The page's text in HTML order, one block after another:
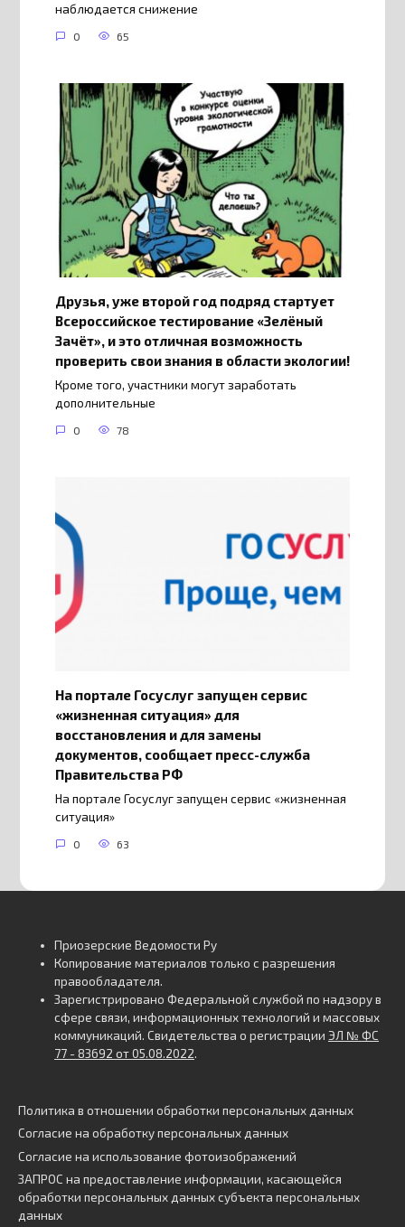
наблюдается снижение
0 65
Друзья, уже второй год подряд стартует
Всероссийское тестирование «Зелёный
Зачёт», и это отличная возможность
проверить свои знания в области экологии!
Кроме того, участники могут заработать
дополнительные
0 78
На портале Госуслуг запущен сервис
«жизненная ситуация» для
восстановления и для замены
документов, сообщает пресс-служба
Правительства РФ
На портале Госуслуг запущен сервис «жизненная
ситуация»
0 63
Приозерские Ведомости Ру
Копирование материалов только с разрешения
правообладателя.
Зарегистрировано Федеральной службой по надзору в
сфере связи, информационных технологий и массовых
коммуникаций. Свидетельства о регистрации ЭЛ № ФС
77 - 83692 от 05.08.2022.
Политика в отношении обработки персональных данных
Согласие на обработку персональных данных
Согласие на использование фотоизображений
ЗАПРОС на предоставление информации, касающейся
обработки персональных данных субъекта персональных
данных